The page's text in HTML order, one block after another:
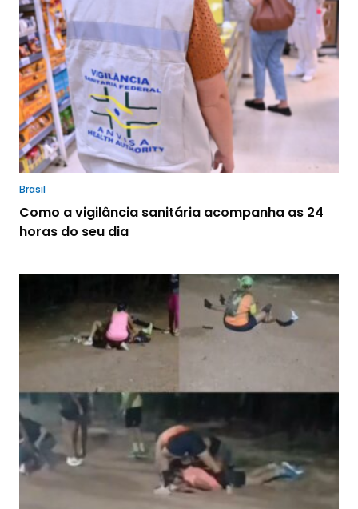
Brasil
Como a vigilância sanitária acompanha as 24
horas do seu dia